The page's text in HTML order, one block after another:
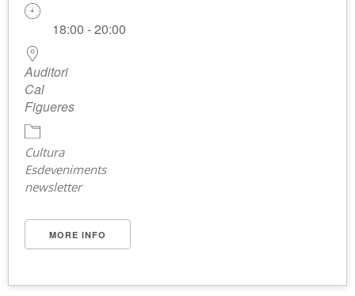
18:00 - 20:00
Auditori
Cal
Figueres
Cultura
Esdeveniments
newsletter
MORE INFO